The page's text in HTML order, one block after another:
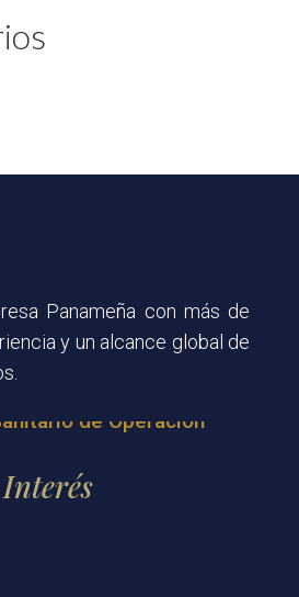
Panameña con más de
y un alcance global de